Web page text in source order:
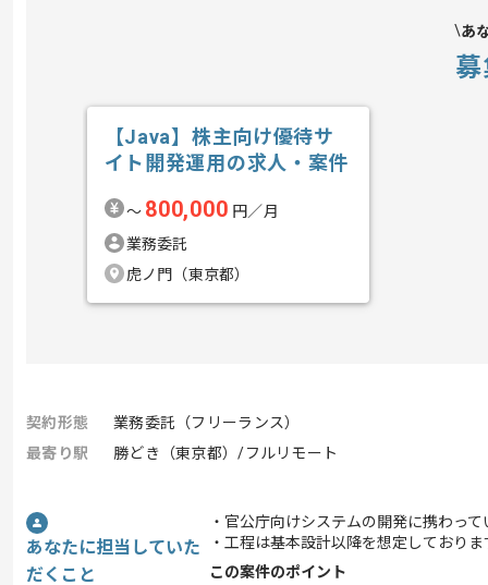
あ
【Java】株主向け優待サ
イト開発運用の求人・案件
〜 800,000 円／月
業務委託
虎ノ門（東京都）
契約形態
業務委託（フリーランス）
最寄り駅
勝どき（東京都）/フルリモート
あなたに担当していた
だくこと
・官公庁向けシステムの開発に携わっ
・工程は基本設計以降を想定しておりま
この案件のポイント